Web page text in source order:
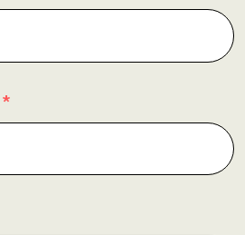
*